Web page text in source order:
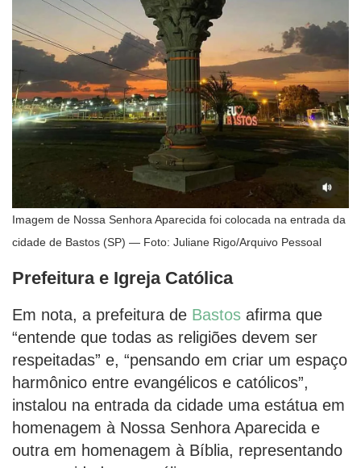
Imagem de Nossa Senhora Aparecida foi colocada na entrada da
cidade de Bastos (SP) — Foto: Juliane Rigo/Arquivo Pessoal
Prefeitura e Igreja Católica
Em nota, a prefeitura de Bastos afirma que
“entende que todas as religiões devem ser
respeitadas” e, “pensando em criar um espaço
harmônico entre evangélicos e católicos”,
instalou na entrada da cidade uma estátua em
homenagem à Nossa Senhora Aparecida e
outra em homenagem à Bíblia, representando